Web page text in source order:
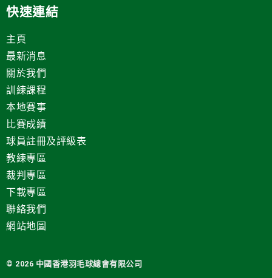
快速連結
主頁
最新消息
關於我們
訓練課程
本地賽事
比賽成績
球員註冊及評級表
教練專區
裁判專區
下載專區
聯絡我們
網站地圖
© 2026 中國 香港羽毛球總會有限公司